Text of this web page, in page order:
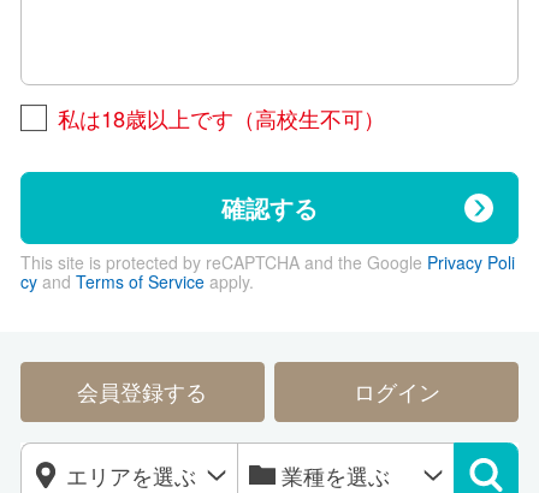
私は18歳以上です（高校生不可）
確認する
This site is protected by reCAPTCHA and the Google Privacy Poli
cyand Terms of Serviceapply.
会員登録する ログイン